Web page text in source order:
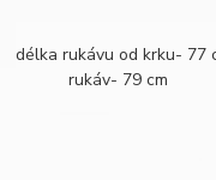
délka rukávu od
rukáv- 79